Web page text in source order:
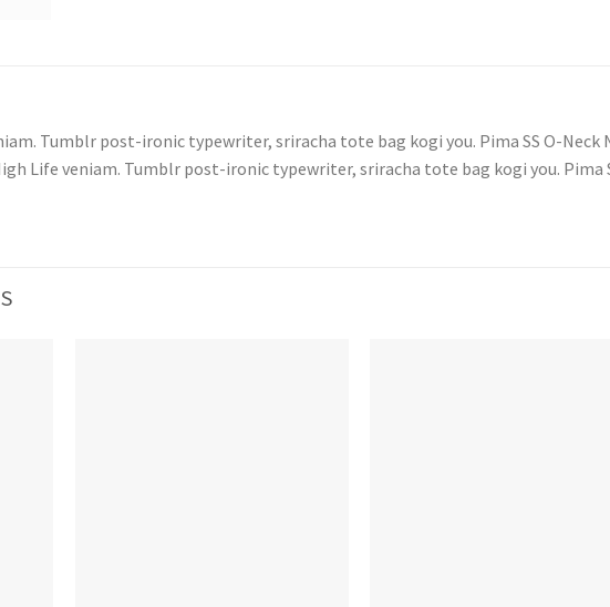
Tumblr post-ironic typewriter, sriracha tote bag kogi you. Pima SS O-Neck
Life veniam. Tumblr post-ironic typewriter, sriracha tote bag kogi you. Pima